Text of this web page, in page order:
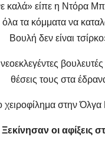
καλά» είπε η Ντόρα
τα κόμματα να
Βουλή δεν είναι
θέσεις τους στα
χειροφίλημα στην Όλγα
οι αφίξεις